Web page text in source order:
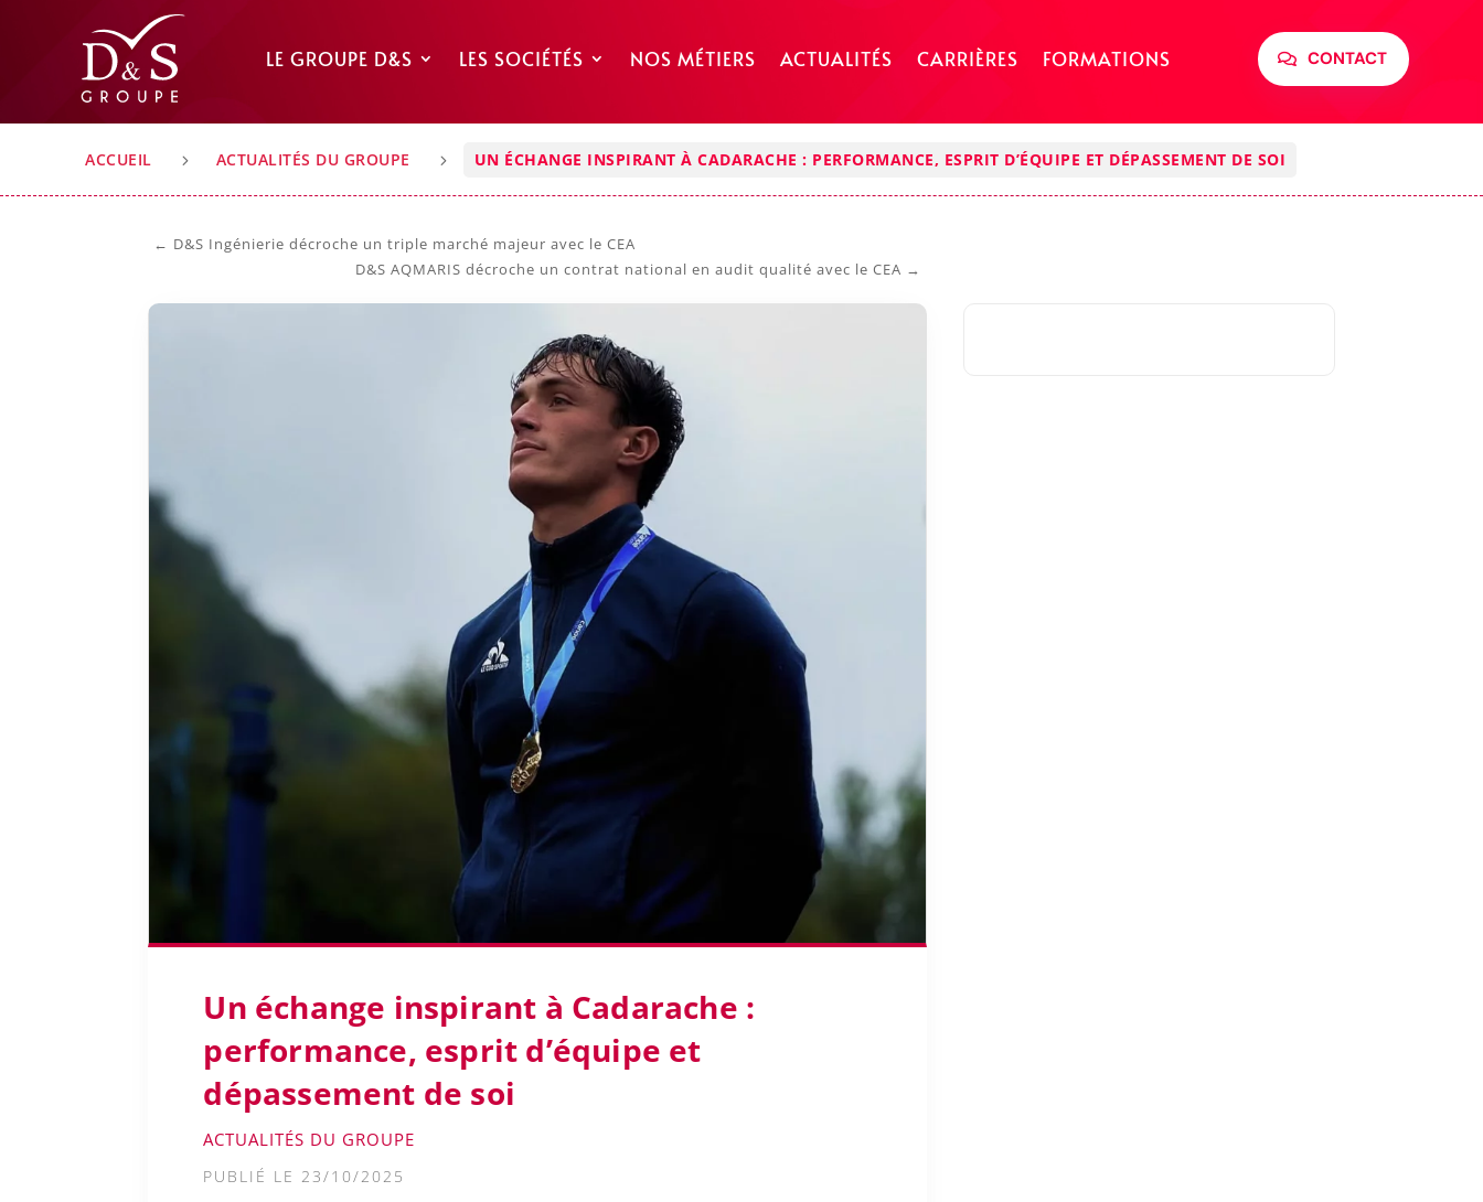
LE GROUPE D&S LES SOCIÉTÉS NOS MÉTIERS ACTUALITÉS CARRIÈRES FORMATIONS CONTACT
ACCUEIL 5 ACTUALITÉS DU GROUPE 5 UN ÉCHANGE INSPIRANT À CADARACHE : PERFORMANCE, ESPRIT D’ÉQUIPE ET DÉPASSEMENT DE SOI
← D&S Ingénierie décroche un triple marché majeur avec le CEA
D&S AQMARIS décroche un contrat national en audit qualité avec le CEA →
Un échange inspirant à Cadarache :
performance, esprit d’équipe et
dépassement de soi
ACTUALITÉS DU GROUPE
PUBLIÉ LE 23/10/2025